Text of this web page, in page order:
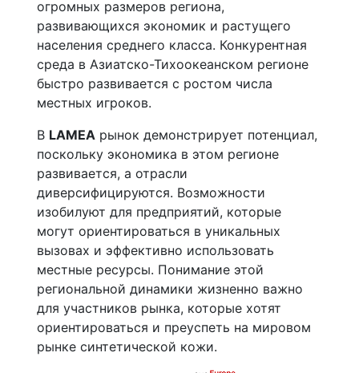
огромных размеров региона,
развивающихся экономик и растущего
населения среднего класса. Конкурентная
среда в Азиатско-Тихоокеанском регионе
быстро развивается с ростом числа
местных игроков.
В LAMEA рынок демонстрирует потенциал,
поскольку экономика в этом регионе
развивается, а отрасли
диверсифицируются. Возможности
изобилуют для предприятий, которые
могут ориентироваться в уникальных
вызовах и эффективно использовать
местные ресурсы. Понимание этой
региональной динамики жизненно важно
для участников рынка, которые хотят
ориентироваться и преуспеть на мировом
рынке синтетической кожи.